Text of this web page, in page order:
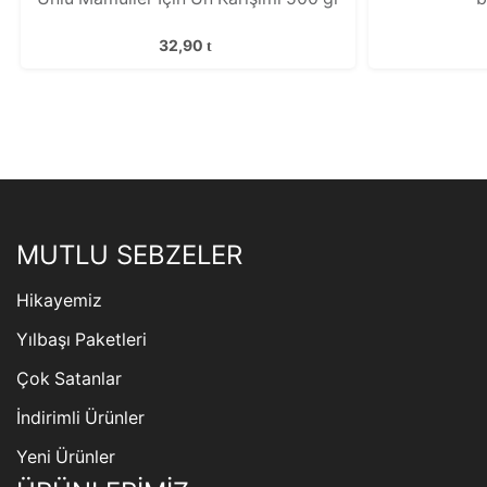
32,90
MUTLU SEBZELER
Hikayemiz
Yılbaşı Paketleri
Çok Satanlar
İndirimli Ürünler
Yeni Ürünler